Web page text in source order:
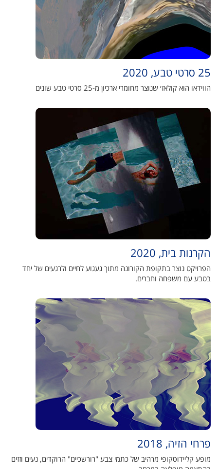
25 סרטי טבע, 2020
הווידאו הוא קולאז׳ שנוצר מחומרי ארכיון מ-25 סרטי טבע שונים
הקרנות בית, 2020
הפרויקט נוצר בתקופת הקורונה מתוך געגוע לחיים ולרגעים של יחד
בטבע עם משפחה וחברים.
פרחי הזיה, 2018
מופע קליידוסקופי מרהיב של כתמי צבע "רורשכיים" הרוקדים, נעים וזזים